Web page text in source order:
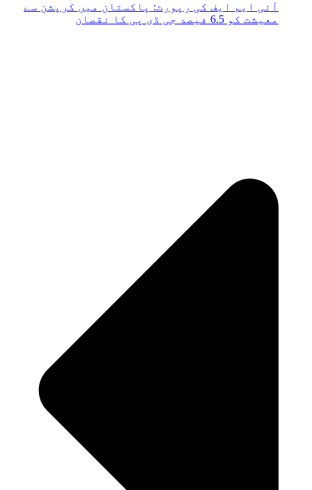
آئی ایم ایف کی رپورٹ: پاکستان میں کرپشن سے
معیشت کو 6.5 فیصد جی ڈی پی کا نقصان